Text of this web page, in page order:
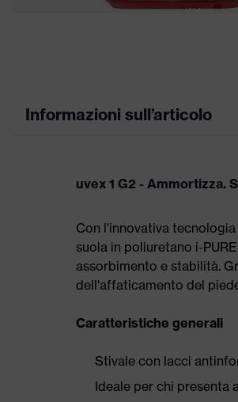
Informazioni sull’articolo
uvex 1 G2 - Ammortizza.
Con l'innovativa
suola in poliuretano i-
assorbimento e stabilità.
dell'affaticamento del
Caratteristiche generali
Stivale con lacci
Ideale per chi presenta